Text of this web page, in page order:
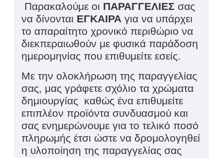
Παρακαλούμε οι ΠΑΡΑΓΓΕΛΙΕΣ σας
να δίνονται ΕΓΚΑΙΡΑ για να υπάρχει
το απαραίτητο χρονικό περιθώριο να
διεκπεραιωθούν με φυσικά παράδοση
ημερομηνίας που επιθυμείτε εσείς.
Με την ολοκλήρωση της παραγγελίας
σας, μας γράφετε σχόλιο τα χρώματα
δημιουργίας καθώς ένα επιθυμείτε
επιπλέον προϊόντα συνδυασμού και
σας ενημερώνουμε για το τελικό ποσό
πληρωμής έτσι ώστε να δρομολογηθεί
η υλοποίηση της παραγγελίας σας